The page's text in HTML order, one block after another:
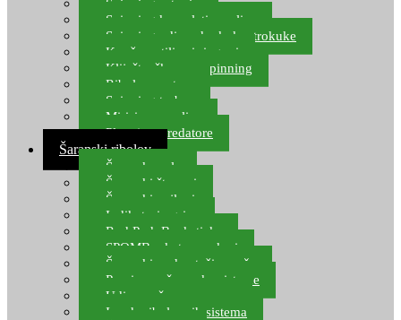
Spinning setovi
Spinning kompleti varalica
Spinning udice, dvokuke, trokuke
Kopče, vrtilice i ringovi
Kliješta, škare za spinning
Ribolov pastrve
Spinning torbe
Mirisi za varalice
Plovci za predatore
Šaranski ribolov
Šaranske role
Šaranski štapovi
Šaranski najloni
Indikatori ugriza
Rod Pod, Banksticks
SPOMB rakete, markeri
Šaranski podmetači, mreže
Pernice za šaranske sisteme
Udice za šarana, amura
Izrada ribolovnih sistema